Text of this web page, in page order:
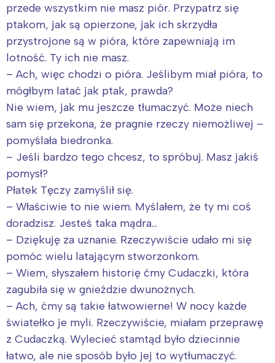
przede wszystkim nie masz piór. Przypatrz się
ptakom, jak są opierzone, jak ich skrzydła
przystrojone są w pióra, które zapewniają im
lotność. Ty ich nie masz.
– Ach, więc chodzi o pióra. Jeślibym miał pióra, to
mógłbym latać jak ptak, prawda?
Nie wiem, jak mu jeszcze tłumaczyć. Może niech
sam się przekona, że pragnie rzeczy niemożliwej –
pomyślała biedronka.
– Jeśli bardzo tego chcesz, to spróbuj. Masz jakiś
pomysł?
Płatek Tęczy zamyślił się.
– Właściwie to nie wiem. Myślałem, że ty mi coś
doradzisz. Jesteś taka mądra…
– Dziękuję za uznanie. Rzeczywiście udało mi się
pomóc wielu latającym stworzonkom.
– Wiem, słyszałem historię ćmy Cudaczki, która
zagubiła się w gnieździe dwunożnych.
– Ach, ćmy są takie łatwowierne! W nocy każde
światełko je myli. Rzeczywiście, miałam przeprawę
z Cudaczką. Wylecieć stamtąd było dziecinnie
łatwo, ale nie sposób było jej to wytłumaczyć.